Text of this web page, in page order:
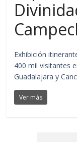
Exhibición
400 mil visitantes
Guadalajara y
Ver más